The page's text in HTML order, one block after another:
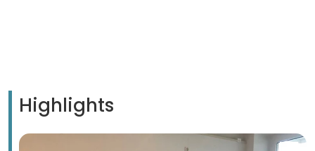
Highlights